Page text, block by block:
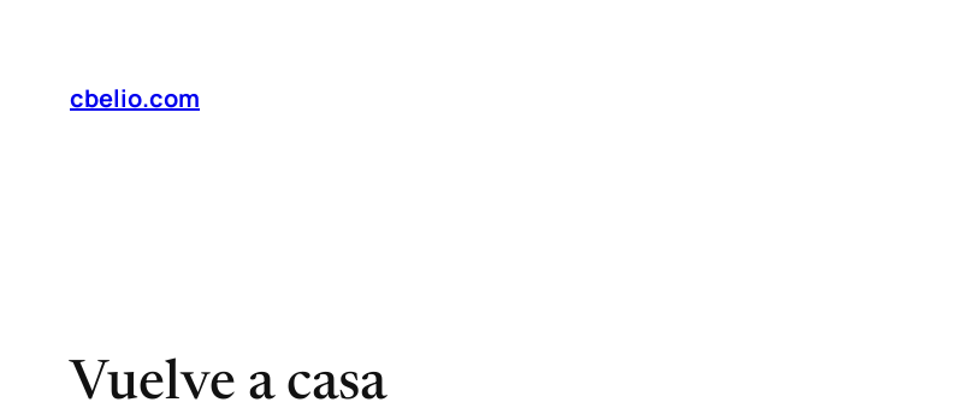
contenidocbelio.com
Vuelve a casa